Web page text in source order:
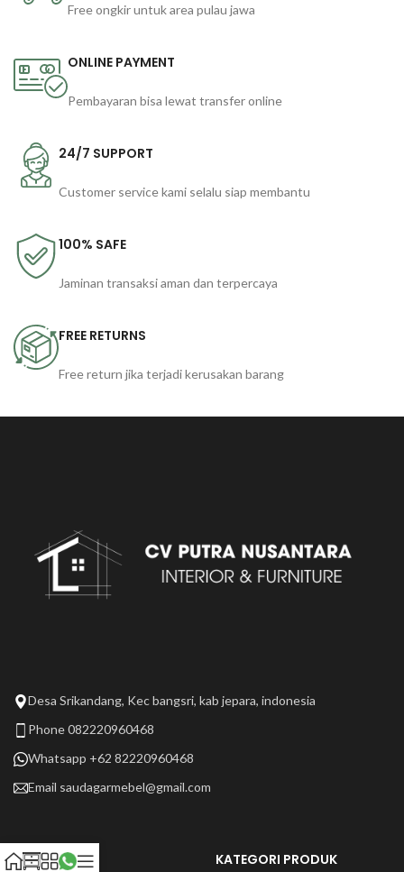
Free ongkir untuk area pulau jawa
ONLINE PAYMENT
Pembayaran bisa lewat transfer online
24/7 SUPPORT
Customer service kami selalu siap membantu
100% SAFE
Jaminan transaksi aman dan terpercaya
FREE RETURNS
Free return jika terjadi kerusakan barang
Desa Srikandang, Kec bangsri, kab jepara, indonesia
Phone 082220960468
Whatsapp +62 82220960468
Email saudagarmebel@gmail.com
LAIN LAIN KATEGORI PRODUK